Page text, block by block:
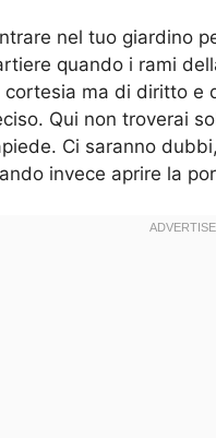
nel tuo giardino
quando i rami
ma di diritto e
Qui non troverai
Ci saranno
invece aprire la